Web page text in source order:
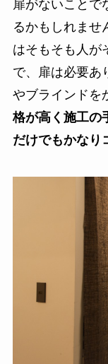
扉がないことで
るかもしれませ
はそもそも人が
で、扉は必要あ
やブラインドを
格が高く施工の
だけでもかなり